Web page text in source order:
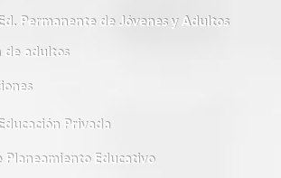
Permanente de Jóvenes y Adultos
de adultos
Privada
Planeamiento Educativo